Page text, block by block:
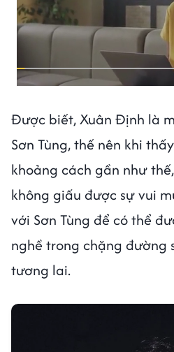
Được biết, Xuân Định là
Sơn Tùng, thế nên khi
khoảng cách gần như
không giấu được sự vui
với Sơn Tùng để có thể
nghề trong chặng đường
tương lai.